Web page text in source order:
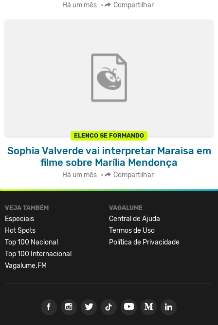
Há um mês • Compartilhar
ELENCO SE FORMANDO
Sophia Valverde vai interpretar Maraisa em
filme sobre Marília Mendonça
Há um mês • Compartilhar
VEJA TAMBÉM
Especiais
Hot Spots
Top 100 Nacional
Top 100 Internacional
Vagalume.FM
VAGALUME
Central de Ajuda
Termos de Uso
Política de Privacidade